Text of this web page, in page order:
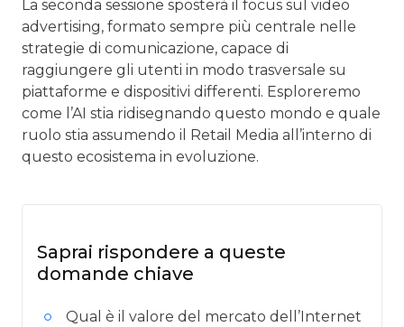
La seconda sessione sposterà il focus sul video
advertising, formato sempre più centrale nelle
strategie di comunicazione, capace di
raggiungere gli utenti in modo trasversale su
piattaforme e dispositivi differenti. Esploreremo
come l’AI stia ridisegnando questo mondo e quale
ruolo stia assumendo il Retail Media all’interno di
questo ecosistema in evoluzione.
Saprai rispondere a queste
domande chiave
Qual è il valore del mercato dell’Internet